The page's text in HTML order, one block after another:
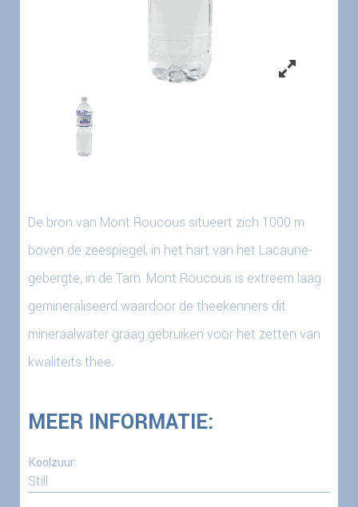
De bron van Mont Roucous situeert zich 1000 m
boven de zeespiegel, in het hart van het Lacaune-
gebergte, in de Tarn. Mont Roucous is extreem laag
gemineraliseerd waardoor de theekenners dit
mineraalwater graag gebruiken voor het zetten van
kwaliteits thee.
MEER INFORMATIE:
Koolzuur:
Still